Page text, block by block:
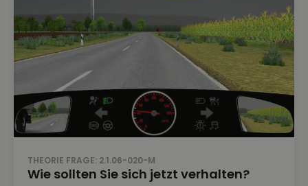
THEORIE FRAGE: 2.1.06-020-M
Wie sollten Sie sich jetzt verhalten?